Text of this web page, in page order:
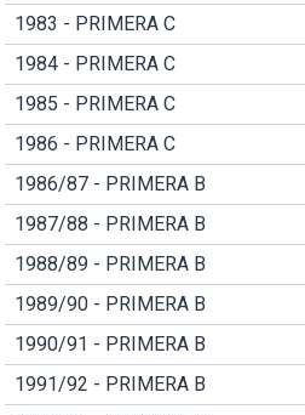
1983 - PRIMERA C
1984 - PRIMERA C
1985 - PRIMERA C
1986 - PRIMERA C
1986/87 - PRIMERA B
1987/88 - PRIMERA B
1988/89 - PRIMERA B
1989/90 - PRIMERA B
1990/91 - PRIMERA B
1991/92 - PRIMERA B